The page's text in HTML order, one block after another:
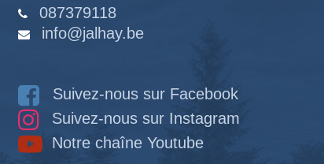
087379118
info@jalhay.be
Suivez-nous sur Facebook
Suivez-nous sur Instagram
Notre chaîne Youtube